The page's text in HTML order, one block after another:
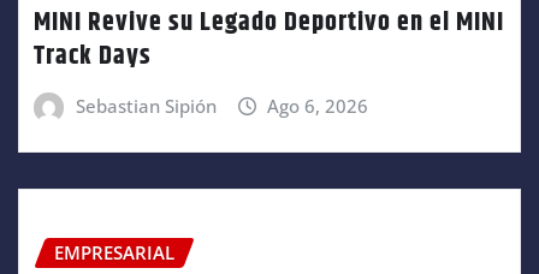
MINI Revive su Legado Deportivo en el MINI
Track Days
Sebastian Sipión Ago 6, 2026
EMPRESARIAL